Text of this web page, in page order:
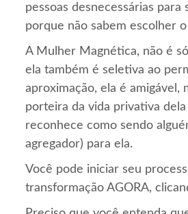
pessoas desnecessárias para
porque não sabem escolher
A Mulher Magnética, não é
ela também é seletiva ao
aproximação, ela é amigável,
porteira da vida privativa
reconhece como sendo
agregador) para ela.
Você pode iniciar seu
transformação AGORA,